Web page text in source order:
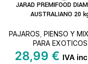
AÑADIR AL CARRITO
JARAD PREMIFOOD
AUSTRALIANO 20
PAJAROS PIENSO Y
PARA EXOTICOS
28,99€ IVA